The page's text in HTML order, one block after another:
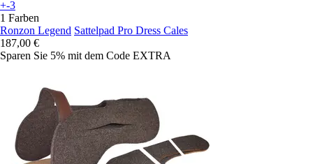
+-3
1 Farben
Ronzon Legend Sattelpad Pro Dress Cales
187,00 €
Sparen Sie 5% mit dem Code EXTRA